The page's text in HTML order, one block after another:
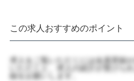
この求人おすすめのポイント
求人をご覧いただくには会員登録
録をお願いします。